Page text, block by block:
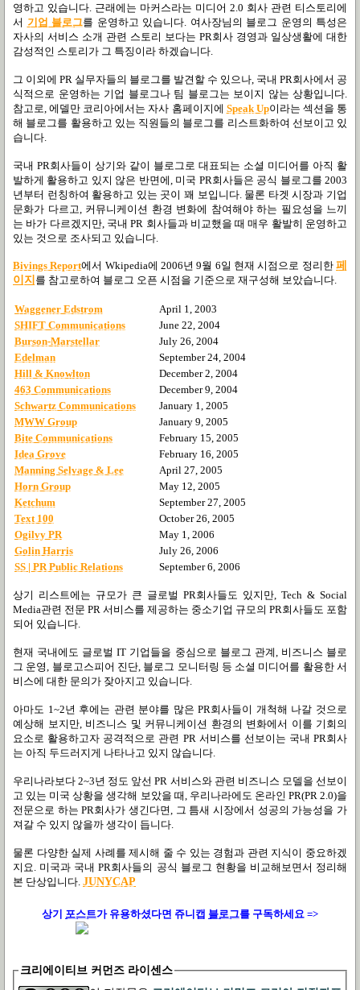
영하고 있습니다. 근래에는 마커스라는 미디어 2.0 회사 관련 티스토리에
서 기업 블로그를 운영하고 있습니다. 여사장님의 블로그 운영의 특성은
자사의 서비스 소개 관련 스토리 보다는 PR회사 경영과 일상생활에 대한
감성적인 스토리가 그 특징이라 하겠습니다.
그 이외에 PR 실무자들의 블로그를 발견할 수 있으나, 국내 PR회사에서 공
식적으로 운영하는 기업 블로그나 팀 블로그는 보이지 않는 상황입니다.
참고로, 에델만 코리아에서는 자사 홈페이지에 Speak Up이라는 섹션을 통
해 블로그를 활용하고 있는 직원들의 블로그를 리스트화하여 선보이고 있
습니다.
국내 PR회사들이 상기와 같이 블로그로 대표되는 소셜 미디어를 아직 활
발하게 활용하고 있지 않은 반면에, 미국 PR회사들은 공식 블로그를 2003
년부터 런칭하여 활용하고 있는 곳이 꽤 보입니다. 물론 타겟 시장과 기업
문화가 다르고, 커뮤니케이션 환경 변화에 참여해야 하는 필요성을 느끼
는 바가 다르겠지만, 국내 PR 회사들과 비교했을 때 매우 활발히 운영하고
있는 것으로 조사되고 있습니다.
Bivings Report에서 Wkipedia에 2006년 9월 6일 현재 시점으로 정리한페
이지 를 참고로하여 블로그 오픈 시점을 기준으로 재구성해 보았습니다.
Waggener Edstrom
April 1, 2003
SHIFT Communications
June 22, 2004
Burson-Marstellar
July 26, 2004
Edelman
September 24, 2004
Hill & Knowlton
December 2, 2004
463 Communications
December 9, 2004
Schwartz Communications
January 1, 2005
MWW Group
January 9, 2005
Bite Communications
February 15, 2005
Idea Grove
February 16, 2005
Manning Selvage & Lee
April 27, 2005
Horn Group
May 12, 2005
Ketchum
September 27, 2005
Text 100
October 26, 2005
Ogilvy PR
May 1, 2006
Golin Harris
July 26, 2006
SS | PR Public Relations
September 6, 2006
상기 리스트에는 규모가 큰 글로벌 PR회사들도 있지만, Tech & Social
Media관련 전문 PR 서비스를 제공하는 중소기업 규모의 PR회사들도 포함
되어 있습니다.
현재 국내에도 글로벌 IT 기업들을 중심으로 블로그 관계, 비즈니스 블로
그 운영, 블로고스피어 진단, 블로그 모니터링 등 소셜 미디어를 활용한 서
비스에 대한 문의가 잦아지고 있습니다.
아마도 1~2년 후에는 관련 분야를 많은 PR회사들이 개척해 나갈 것으로
예상해 보지만, 비즈니스 및 커뮤니케이션 환경의 변화에서 이를 기회의
요소로 활용하고자 공격적으로 관련 PR 서비스를 선보이는 국내 PR회사
는 아직 두드러지게 나타나고 있지 않습니다.
우리나라보다 2~3년 정도 앞선 PR 서비스와 관련 비즈니스 모델을 선보이
고 있는 미국 상황을 생각해 보았을 때, 우리나라에도 온라인 PR(PR 2.0)을
전문으로 하는 PR회사가 생긴다면, 그 틈새 시장에서 성공의 가능성을 가
져갈 수 있지 않을까 생각이 듭니다.
물론 다양한 실제 사례를 제시해 줄 수 있는 경험과 관련 지식이 중요하겠
지요. 미국과 국내 PR회사들의 공식 블로그 현황을 비교해보면서 정리해
본 단상입니다. JUNYCAP
상기 포스트가유용하셨다면 쥬니캡 블로그를 구독하세요 =>
크리에이티브 커먼즈 라이센스